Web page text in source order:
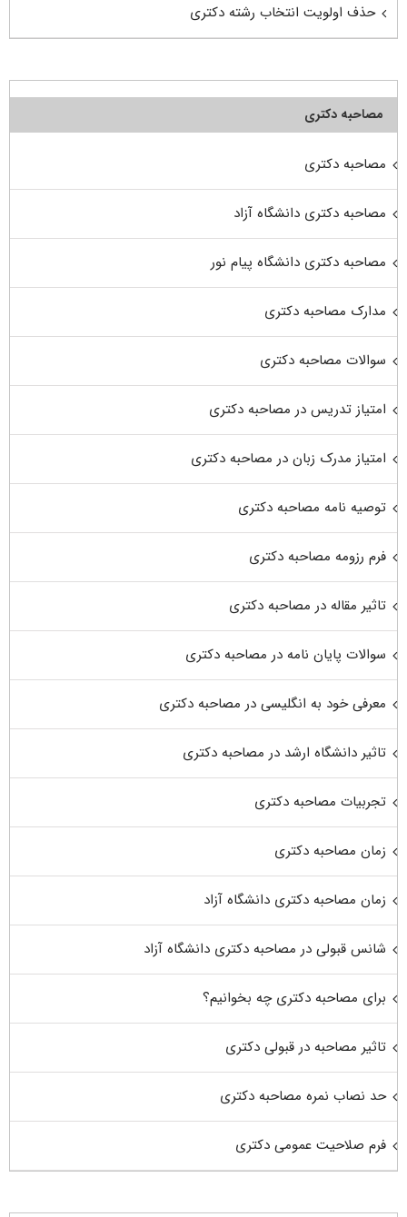
حذف اولویت انتخاب رشته دکتری
مصاحبه دکتری
مصاحبه دکتری
مصاحبه دکتری دانشگاه آزاد
مصاحبه دکتری دانشگاه پیام نور
مدارک مصاحبه دکتری
سوالات مصاحبه دکتری
امتیاز تدریس در مصاحبه دکتری
امتیاز مدرک زبان در مصاحبه دکتری
توصیه نامه مصاحبه دکتری
فرم رزومه مصاحبه دکتری
تاثیر مقاله در مصاحبه دکتری
سوالات پایان نامه در مصاحبه دکتری
معرفی خود به انگلیسی در مصاحبه دکتری
تاثیر دانشگاه ارشد در مصاحبه دکتری
تجربیات مصاحبه دکتری
زمان مصاحبه دکتری
زمان مصاحبه دکتری دانشگاه آزاد
شانس قبولی در مصاحبه دکتری دانشگاه آزاد
برای مصاحبه دکتری چه بخوانیم؟
تاثیر مصاحبه در قبولی دکتری
حد نصاب نمره مصاحبه دکتری
فرم صلاحیت عمومی دکتری